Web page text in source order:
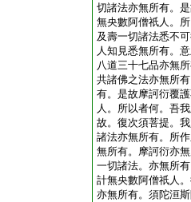
切諸法亦無所有。
無央數阿僧祇人。
及壽一切諸法悉不
人知見悉無所有。
八道三十七品亦無
共諸佛之法亦無所
有。是故摩訶衍覆
人。所以者何。吾
故。復次須菩提。
諸法亦無所有。所
無所有。摩訶衍亦
一切諸法。亦無所
計無央數阿僧祇人
亦無所有。須陀洹